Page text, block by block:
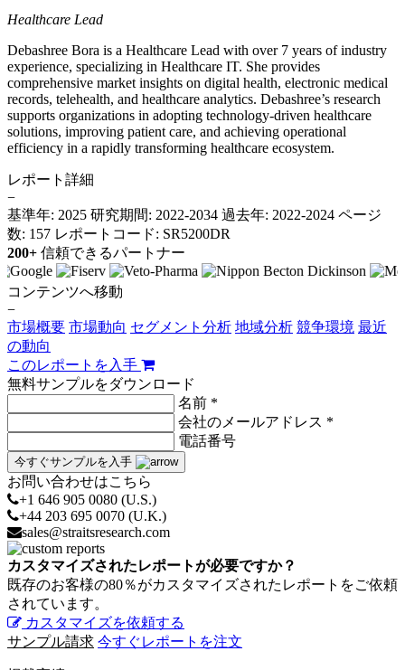
Healthcare Lead
Debashree Bora is a Healthcare Lead with over 7 years of industry
experience, specializing in Healthcare IT. She provides
comprehensive market insights on digital health, electronic medical
records, telehealth, and healthcare analytics. Debashree’s research
supports organizations in adopting technology-driven healthcare
solutions, improving patient care, and achieving operational
efficiency in a rapidly transforming healthcare ecosystem.
レポート詳細
−
基準年: 2025 研究期間: 2022-2034 過去年: 2022-2024 ページ
数: 157 レポートコード: SR5200DR
200+ 信頼できるパートナー
コンテンツへ移動
−
市場概要 市場動向 セグメント分析 地域分析 競争環境 最近
の動向
このレポートを入手
無料サンプルをダウンロード
名前 *
会社のメールアドレス *
電話番号
今すぐサンプルを入手
お問い合わせはこちら
+1 646 905 0080 (U.S.)
+44 203 695 0070 (U.K.)
sales@straitsresearch.com
カスタマイズされたレポートが必要ですか？
既存のお客様の80％がカスタマイズされたレポートをご依頼
されています。
カスタマイズを依頼する
サンプル請求 今すぐレポートを注文